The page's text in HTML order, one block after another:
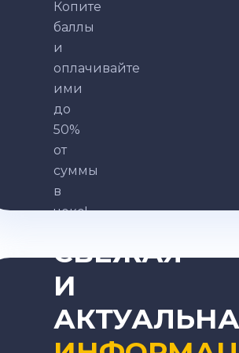
Копите
баллы
и
оплачивайте
ими
до
50%
от
суммы
в
чеке!
Записаться
ВСЕГДА
СВЕЖАЯ
И